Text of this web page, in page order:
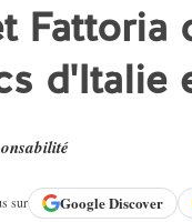
d'Italie
sur GoogleDiscover